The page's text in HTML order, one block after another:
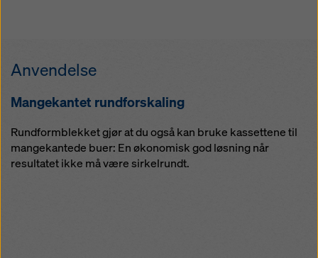
Anvendelse
Mangekantet rundforskaling
Rundformblekket gjør at du også kan bruke kassettene til
mangekantede buer: En økonomisk god løsning når
resultatet ikke må være sirkelrundt.